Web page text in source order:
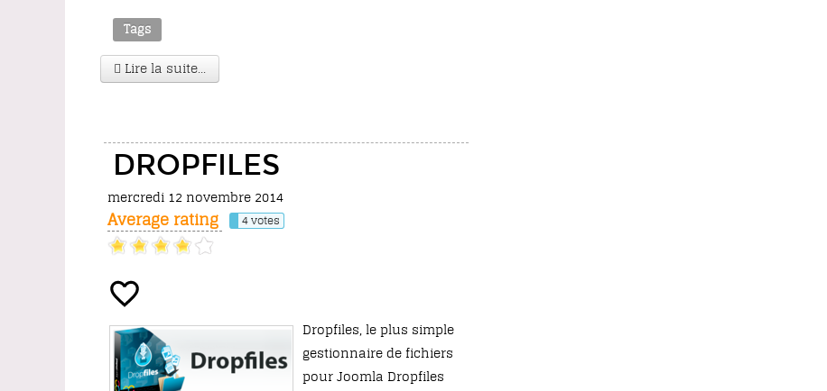
Tags
Lire la suite...
DROPFILES
mercredi 12 novembre 2014
Average rating 4 votes
Dropfiles, le plus simple
gestionnaire de fichiers
pour Joomla Dropfiles